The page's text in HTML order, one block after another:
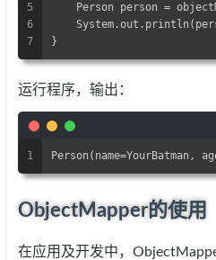
5
6
7
Person person =
}
运行程序，输出：
1 Person(name=YourBatman,
ObjectMapper的使用
在应用及开发中，